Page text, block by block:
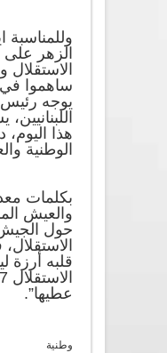
وللمناسبة
الزهر
الاستقلال
ساهموا في
يوجه رئيس
هذا اليوم،
الوطنية
بكلمات
والعيش
حول
قلبه أرزة
عطيها”.
وطنية